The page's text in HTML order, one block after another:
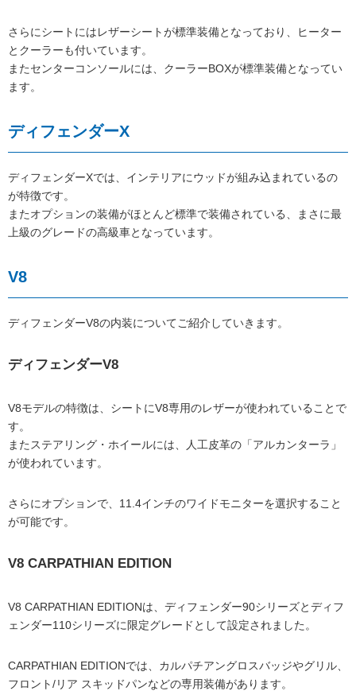
さらにシートにはレザーシートが標準装備となっており、ヒーター
とクーラーも付いています。
またセンターコンソールには、クーラーBOXが標準装備となってい
ます。
ディフェンダーX
ディフェンダーXでは、インテリアにウッドが組み込まれているの
が特徴です。
またオプションの装備がほとんど標準で装備されている、まさに最
上級のグレードの高級車となっています。
V8
ディフェンダーV8の内装についてご紹介していきます。
ディフェンダーV8
V8モデルの特徴は、シートにV8専用のレザーが使われていることで
す。
またステアリング・ホイールには、人工皮革の「アルカンターラ」
が使われています。
さらにオプションで、11.4インチのワイドモニターを選択すること
が可能です。
V8 CARPATHIAN EDITION
V8 CARPATHIAN EDITIONは、ディフェンダー90シリーズとディフ
ェンダー110シリーズに限定グレードとして設定されました。
CARPATHIAN EDITIONでは、カルパチアングロスバッジやグリル、
フロント/リア スキッドパンなどの専用装備があります。